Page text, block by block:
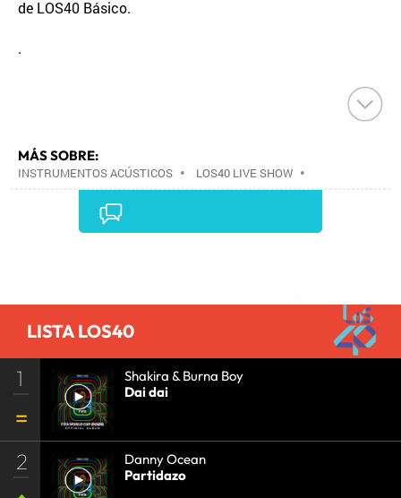
de LOS40 Básico.
.
MÁS SOBRE:
INSTRUMENTOS ACÚSTICOS • LOS40 LIVE SHOW •
CONCIERTOS•LOS40•EVENTOS MUSICALES•
•AGENDA CULTURAL
•PRISA MEDIA•MÚSICA•GRUPO
COMUNICACIÓN•COMUNICACIÓN•
LISTA LOS40
1
Shakira & Burna Boy
Dai dai
2
Danny Ocean
Partidazo